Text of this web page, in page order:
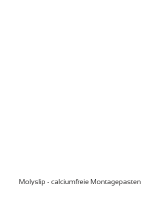
Molyslip - calciumfreie Montagepasten